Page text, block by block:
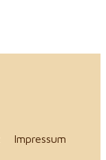
Impressum